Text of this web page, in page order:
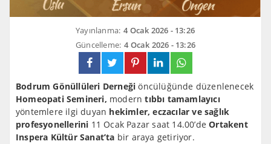
Yayınlanma: 4 Ocak 2026 - 13:26
Güncelleme: 4 Ocak 2026 - 13:26
Bodrum Gönüllüleri Derneği öncülüğünde düzenlenecek
Homeopati Semineri, moderntıbbı tamamlayıcı
yöntemlere ilgi duyan hekimler, eczacılar ve sağlık
profesyonellerini 11 Ocak Pazar saat 14.00’deOrtakent
Inspera Kültür Sanat’ta bir araya getiriyor.